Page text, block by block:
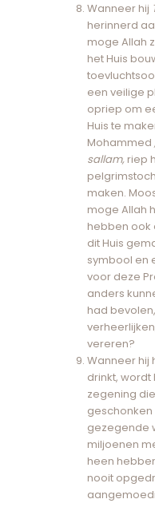
Wanneer hij
herinnerd
moge Allah
het Huis
een veilige
opriep om
Huis te
Mohammed
sallam,riep
maken.
moge Allah
hebben ook
dit Huis
symbool en
voor deze
anders
had
vereren?
Wanneer hij
drinkt,
zegening
geschonken
gezegende
miljoenen
heen
nooit